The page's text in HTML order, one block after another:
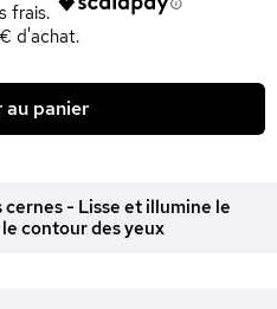
d'achat.
panier
- Lisse et illumine le
contour des yeux